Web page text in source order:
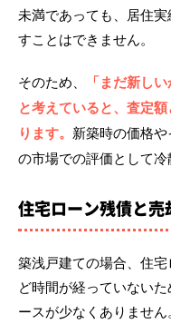
未満であっても、居住
すことはできません。
そのため、
「まだ新し
と考えていると、査定
ります。 新築時の価格
の市場での評価として冷
住宅ローン残債と
築浅戸建ての場合、住
ど時間が経っていない
ースが少なくありませ